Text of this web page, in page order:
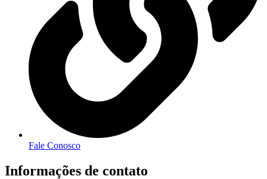
Fale Conosco
Informações de contato